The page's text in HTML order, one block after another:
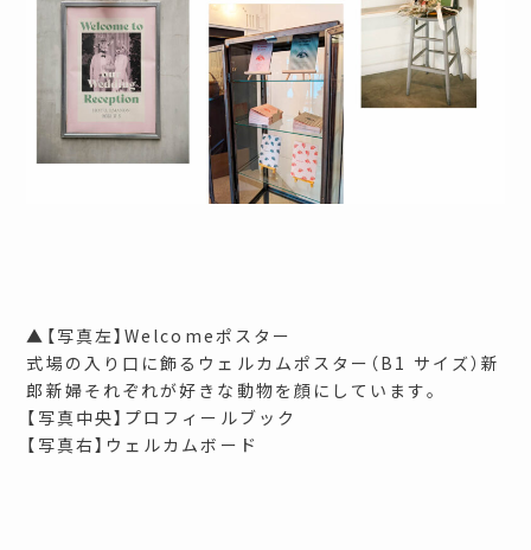
▲【写真左】Welcomeポスター
式場の入り口に飾るウェルカムポスター（B1 サイズ）新
郎新婦それぞれが好きな動物を顔にしています。
【写真中央】プロフィールブック
【写真右】ウェルカムボード